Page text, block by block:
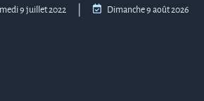
9 juillet 2022 | Dimanche 9 août 2026